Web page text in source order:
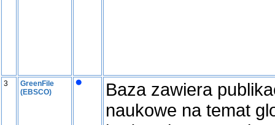
3
GreenFile
(EBSCO)
Baza zawiera
naukowe na temat